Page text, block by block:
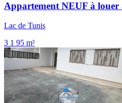
Appartement NEUF à
Lac de Tunis
3 1 95 m²